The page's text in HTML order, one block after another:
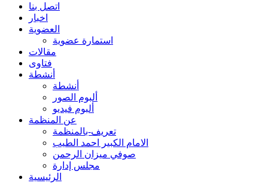
اتصل بنا
اخبار
العضوية
استمارة عضوية
مقالات
فتاوى
أنشطة
أنشطة
ألبوم الصور
ألبوم فيديو
عن المنظمة
تعريف-بالمنظمة
الامام الكبير احمد الطيب
صوفي ميزان الرحمن
مجلس إدارة
الرئيسية